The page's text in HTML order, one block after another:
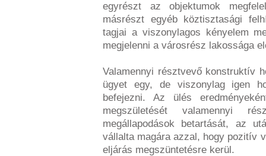
egyrészt az objektumok
másrészt egyéb köztisztasági
tagjai a viszonylagos kényelem
megjelenni a városrész lakossága
Valamennyi résztvevő konstruktív
ügyet egy, de viszonylag igen
befejezni. Az ülés
megszületését valamennyi
megállapodások betartását, az
vállalta magára azzal, hogy pozitív
eljárás megszüntetésre kerül.